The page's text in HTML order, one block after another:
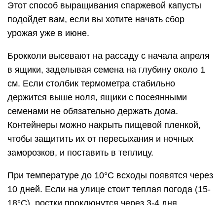
Этот способ выращивания спаржевой капусты
подойдет вам, если вы хотите начать сбор
урожая уже в июне.
Брокколи высевают на рассаду с начала апреля
в ящики, заделывая семена на глубину около 1
см. Если столбик термометра стабильно
держится выше ноля, ящики с посеянными
семенами не обязательно держать дома.
Контейнеры можно накрыть пищевой пленкой,
чтобы защитить их от пересыхания и ночных
заморозков, и поставить в теплицу.
При температуре до 10°C всходы появятся через
10 дней. Если на улице стоит теплая погода (15-